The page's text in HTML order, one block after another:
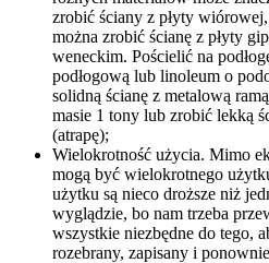
zrobić ściany z płyty
można zrobić ścianę z płyty
weneckim. Pościelić na
podłogową lub linoleum o
solidną ścianę z metalową
masie 1 tony lub zrobić lekką
(atrapę);
Wielokrotność użycia. Mimo
mogą być wielokrotnego
użytku są nieco droższe niż
wyglądzie, bo nam trzeba
wszystkie niezbędne do tego,
rozebrany, zapisany i